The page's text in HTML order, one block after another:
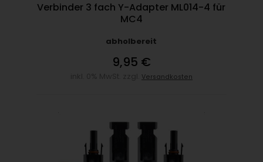
Verbinder 3 fach Y-Adapter ML014-4 für
MC4
abholbereit
9,95 €
Versandkosten